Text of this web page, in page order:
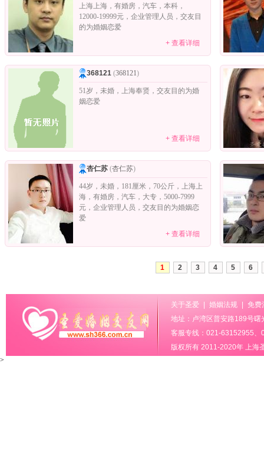
上海上海，有婚房，汽车，本科，
12000-19999元，企业管理人员，交友目
的为婚姻恋爱
+ 查看详细
368121 (368121)
51岁，未婚，上海奉贤，交友目的为婚
姻恋爱
+ 查看详细
杏仁苏(杏仁苏)
44岁，未婚，181厘米，70公斤，上海上
海，有婚房，汽车，大专，5000-7999
元，企业管理人员，交友目的为婚姻恋
爱
+ 查看详细
1 2 3 4 5 6
关于圣爱 婚姻法规
免费
地址：卢湾区普安路189号
客服专线：021-63152955
版权所有 2011-2020年 上海
>